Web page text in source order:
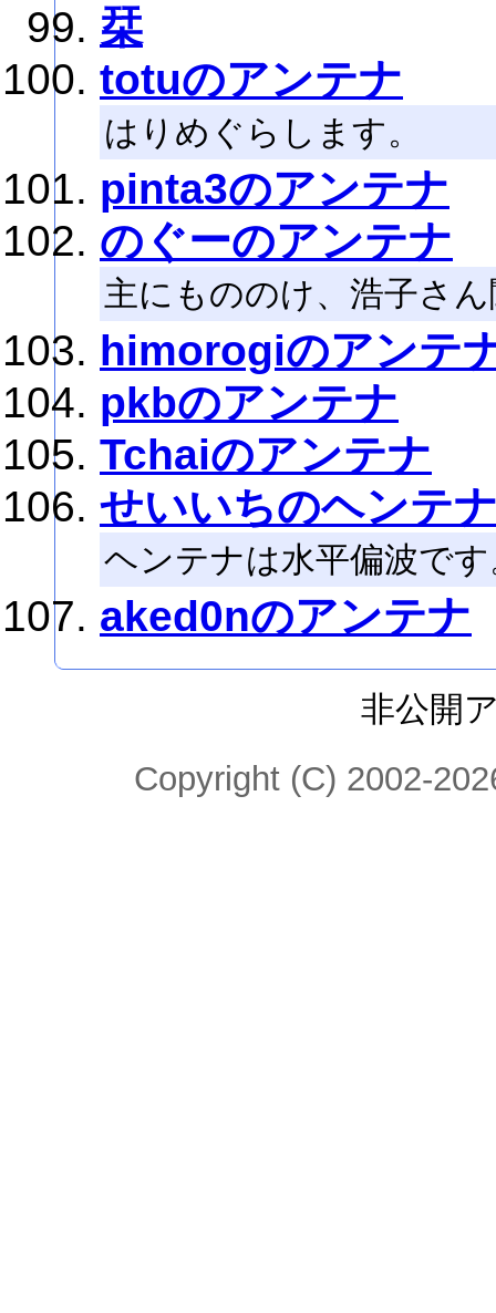
栞
totuのアンテナ
はりめぐらします。
pinta3のアンテナ
のぐーのアンテナ
主にもののけ、浩子さ
himorogiのアンテ
pkbのアンテナ
Tchaiのアンテナ
せいいちのヘンテ
ヘンテナは水平偏波で
aked0nのアンテナ
非公開
Copyright (C) 2002-